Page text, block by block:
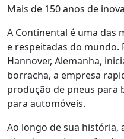
Mais de 150 anos de
A Continental é uma das
e respeitadas do mundo.
Hannover, Alemanha,
borracha, a empresa
produção de pneus para
para automóveis.
Ao longo de sua história,